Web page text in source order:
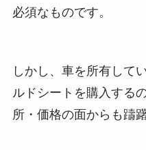
必須なものです。
しかし、車を所有して
ルドシートを購入する
所・価格の面からも躊